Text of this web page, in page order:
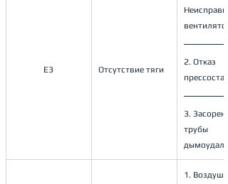
E3 Отсутствие тяги
2. Отказ
3.
трубы
1.